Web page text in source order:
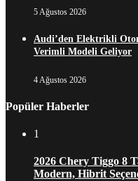
5 Ağustos 2026
Audi’den Elektrikli
Verimli Modeli Geliyor
4 Ağustos 2026
Popüler Haberler
1
2026 Chery Tiggo 8
Modern, Hibrit